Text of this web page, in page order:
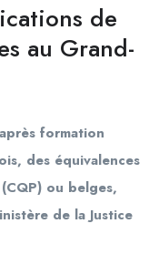
de
au Grand-
formation
des équivalences
ou belges,
de la Justice